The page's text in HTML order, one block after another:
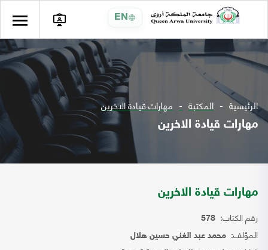
EN
الرئيسية المكتبة مهارات قيادة الاخرين
مهارات قيادة الاخرين
مهارات قيادة الاخرين
رقم الكتاب: 578
المؤلف: محمد عبد الغني حسين هلال